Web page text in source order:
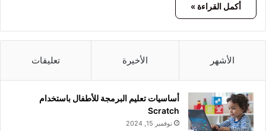
أكمل القراءة »
الأشهر الأخيرة تعليقات
أساسيات تعليم البرمجة للأطفال باستخدام
Scratch
نوفمبر 15, 2024